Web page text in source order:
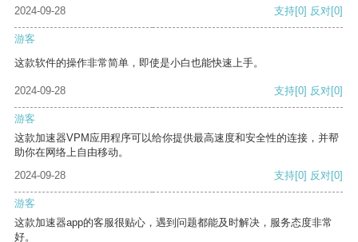
2024-09-28 支持[0] 反对[0]
游客
这款软件的操作非常简单，即使是小白也能快速上手。
2024-09-28 支持[0] 反对[0]
游客
这款加速器VPM应用程序可以给你提供最高速度和安全性的连接，并帮
助你在网络上自由移动。
2024-09-28
支持[0] 反对[0]
游客
这款加速器app的客服很贴心，遇到问题都能及时解决，服务态度非常
好。